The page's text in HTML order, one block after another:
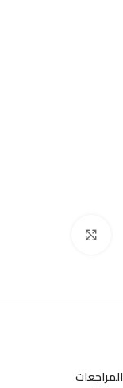
المراجعات